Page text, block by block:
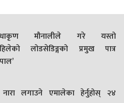
मौनालीले गरे यस्तो
लोडसेडिङ्गको प्रमुख पात्र
नारा लगाउने एमालेका हेर्नुहोस् २४